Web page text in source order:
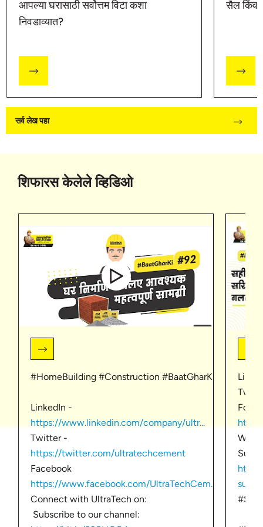
आपल्या घरासाठी सर्वोत्तम विटा कशा
निवडाव्यात?
सैल
सर्व लेख पहा
शिफारस केलेले व्हिडिओ
Subscribe to our channel:
Connect with UltraTech on:
Facebook
https://www.facebook.com/UltraTechCem...
Twitter -
https://twitter.com/ultratechcement
LinkedIn -
https://www.linkedin.com/company/ultr...
#HomeBuilding #Construction #BaatGharKi